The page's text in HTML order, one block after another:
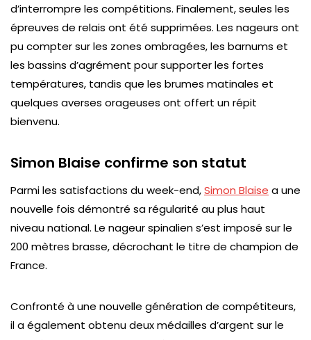
d’interrompre les compétitions. Finalement, seules les
épreuves de relais ont été supprimées. Les nageurs ont
pu compter sur les zones ombragées, les barnums et
les bassins d’agrément pour supporter les fortes
températures, tandis que les brumes matinales et
quelques averses orageuses ont offert un répit
bienvenu.
Simon Blaise confirme son statut
Parmi les satisfactions du week-end,Simon Blaise a une
nouvelle fois démontré sa régularité au plus haut
niveau national. Le nageur spinalien s’est imposé sur le
200 mètres brasse, décrochant le titre de champion de
France.
Confronté à une nouvelle génération de compétiteurs,
il a également obtenu deux médailles d’argent sur le